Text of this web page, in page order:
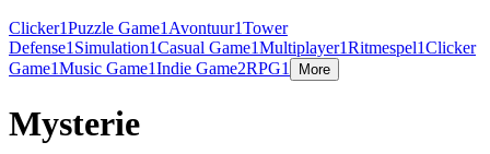
Clicker1Puzzle Game1 Avontuur1Tower
Defense1 Simulation1Casual Game1Multiplayer1Ritmespel1Clicker
Game1Music Game1Indie Game2RPG1 More
Mysterie